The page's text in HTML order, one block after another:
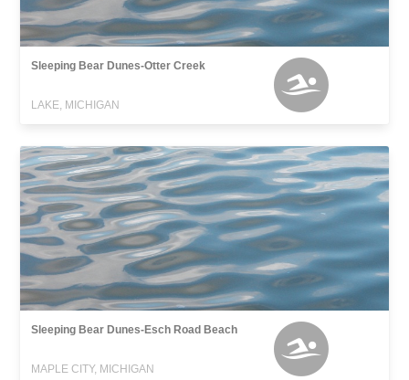
Sleeping Bear Dunes-Otter Creek
LAKE, MICHIGAN
Sleeping Bear Dunes-Esch Road Beach
MAPLE CITY, MICHIGAN